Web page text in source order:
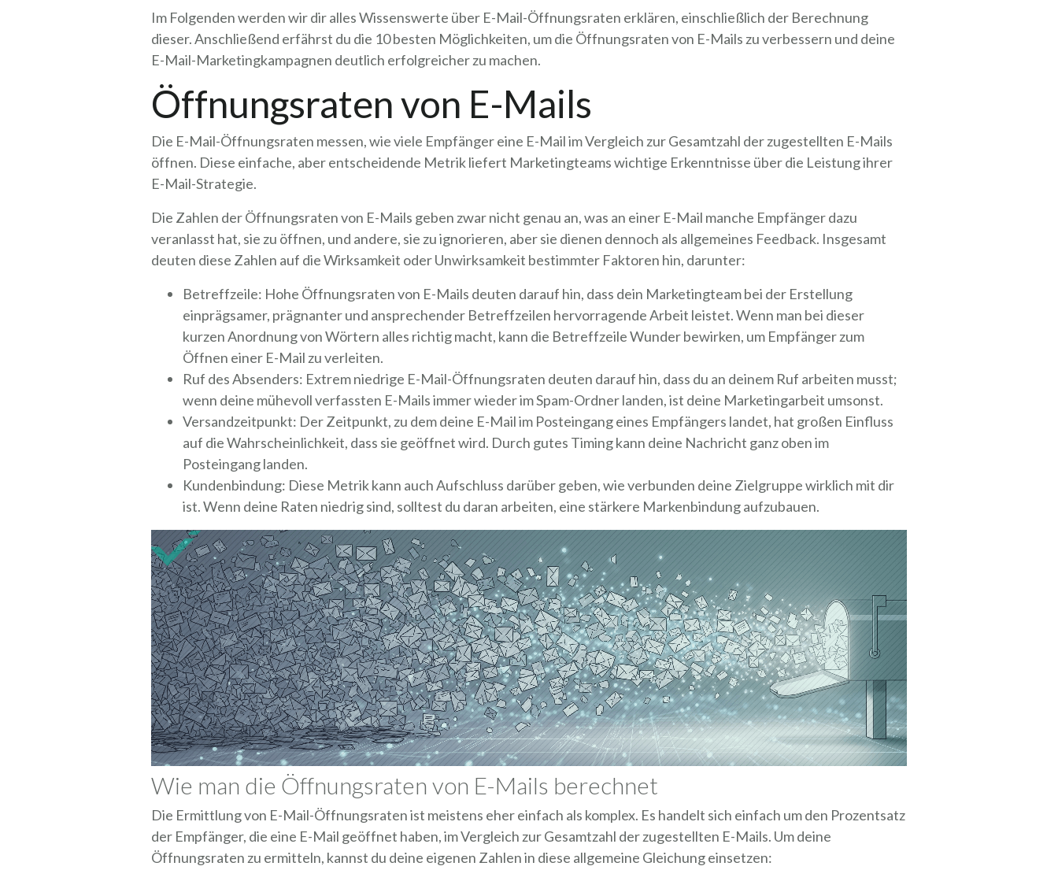
Im Folgenden werden wir dir alles Wissenswerte über E-Mail-Öffnungsraten erklären, einschließlich der Berechnung
dieser. Anschließend erfährst du die 10 besten Möglichkeiten, um die Öffnungsraten von E-Mails zu verbessern und deine
E-Mail-Marketingkampagnen deutlich erfolgreicher zu machen.
Öffnungsraten von E-Mails
Die E-Mail-Öffnungsraten messen, wie viele Empfänger eine E-Mail im Vergleich zur Gesamtzahl der zugestellten E-Mails
öffnen. Diese einfache, aber entscheidende Metrik liefert Marketingteams wichtige Erkenntnisse über die Leistung ihrer
E-Mail-Strategie.
Die Zahlen der Öffnungsraten von E-Mails geben zwar nicht genau an, was an einer E-Mail manche Empfänger dazu
veranlasst hat, sie zu öffnen, und andere, sie zu ignorieren, aber sie dienen dennoch als allgemeines Feedback. Insgesamt
deuten diese Zahlen auf die Wirksamkeit oder Unwirksamkeit bestimmter Faktoren hin, darunter:
Betreffzeile: Hohe Öffnungsraten von E-Mails deuten darauf hin, dass dein Marketingteam bei der Erstellung
einprägsamer, prägnanter und ansprechender Betreffzeilen hervorragende Arbeit leistet. Wenn man bei dieser
kurzen Anordnung von Wörtern alles richtig macht, kann die Betreffzeile Wunder bewirken, um Empfänger zum
Öffnen einer E-Mail zu verleiten.
Ruf des Absenders: Extrem niedrige E-Mail-Öffnungsraten deuten darauf hin, dass du an deinem Ruf arbeiten musst;
wenn deine mühevoll verfassten E-Mails immer wieder im Spam-Ordner landen, ist deine Marketingarbeit umsonst.
Versandzeitpunkt: Der Zeitpunkt, zu dem deine E-Mail im Posteingang eines Empfängers landet, hat großen Einfluss
auf die Wahrscheinlichkeit, dass sie geöffnet wird. Durch gutes Timing kann deine Nachricht ganz oben im
Posteingang landen.
Kundenbindung: Diese Metrik kann auch Aufschluss darüber geben, wie verbunden deine Zielgruppe wirklich mit dir
ist. Wenn deine Raten niedrig sind, solltest du daran arbeiten, eine stärkere Markenbindung aufzubauen.
Wie man die Öffnungsraten von E-Mails berechnet
Die Ermittlung von E-Mail-Öffnungsraten ist meistens eher einfach als komplex. Es handelt sich einfach um den Prozentsatz
der Empfänger, die eine E-Mail geöffnet haben, im Vergleich zur Gesamtzahl der zugestellten E-Mails. Um deine
Öffnungsraten zu ermitteln, kannst du deine eigenen Zahlen in diese allgemeine Gleichung einsetzen: